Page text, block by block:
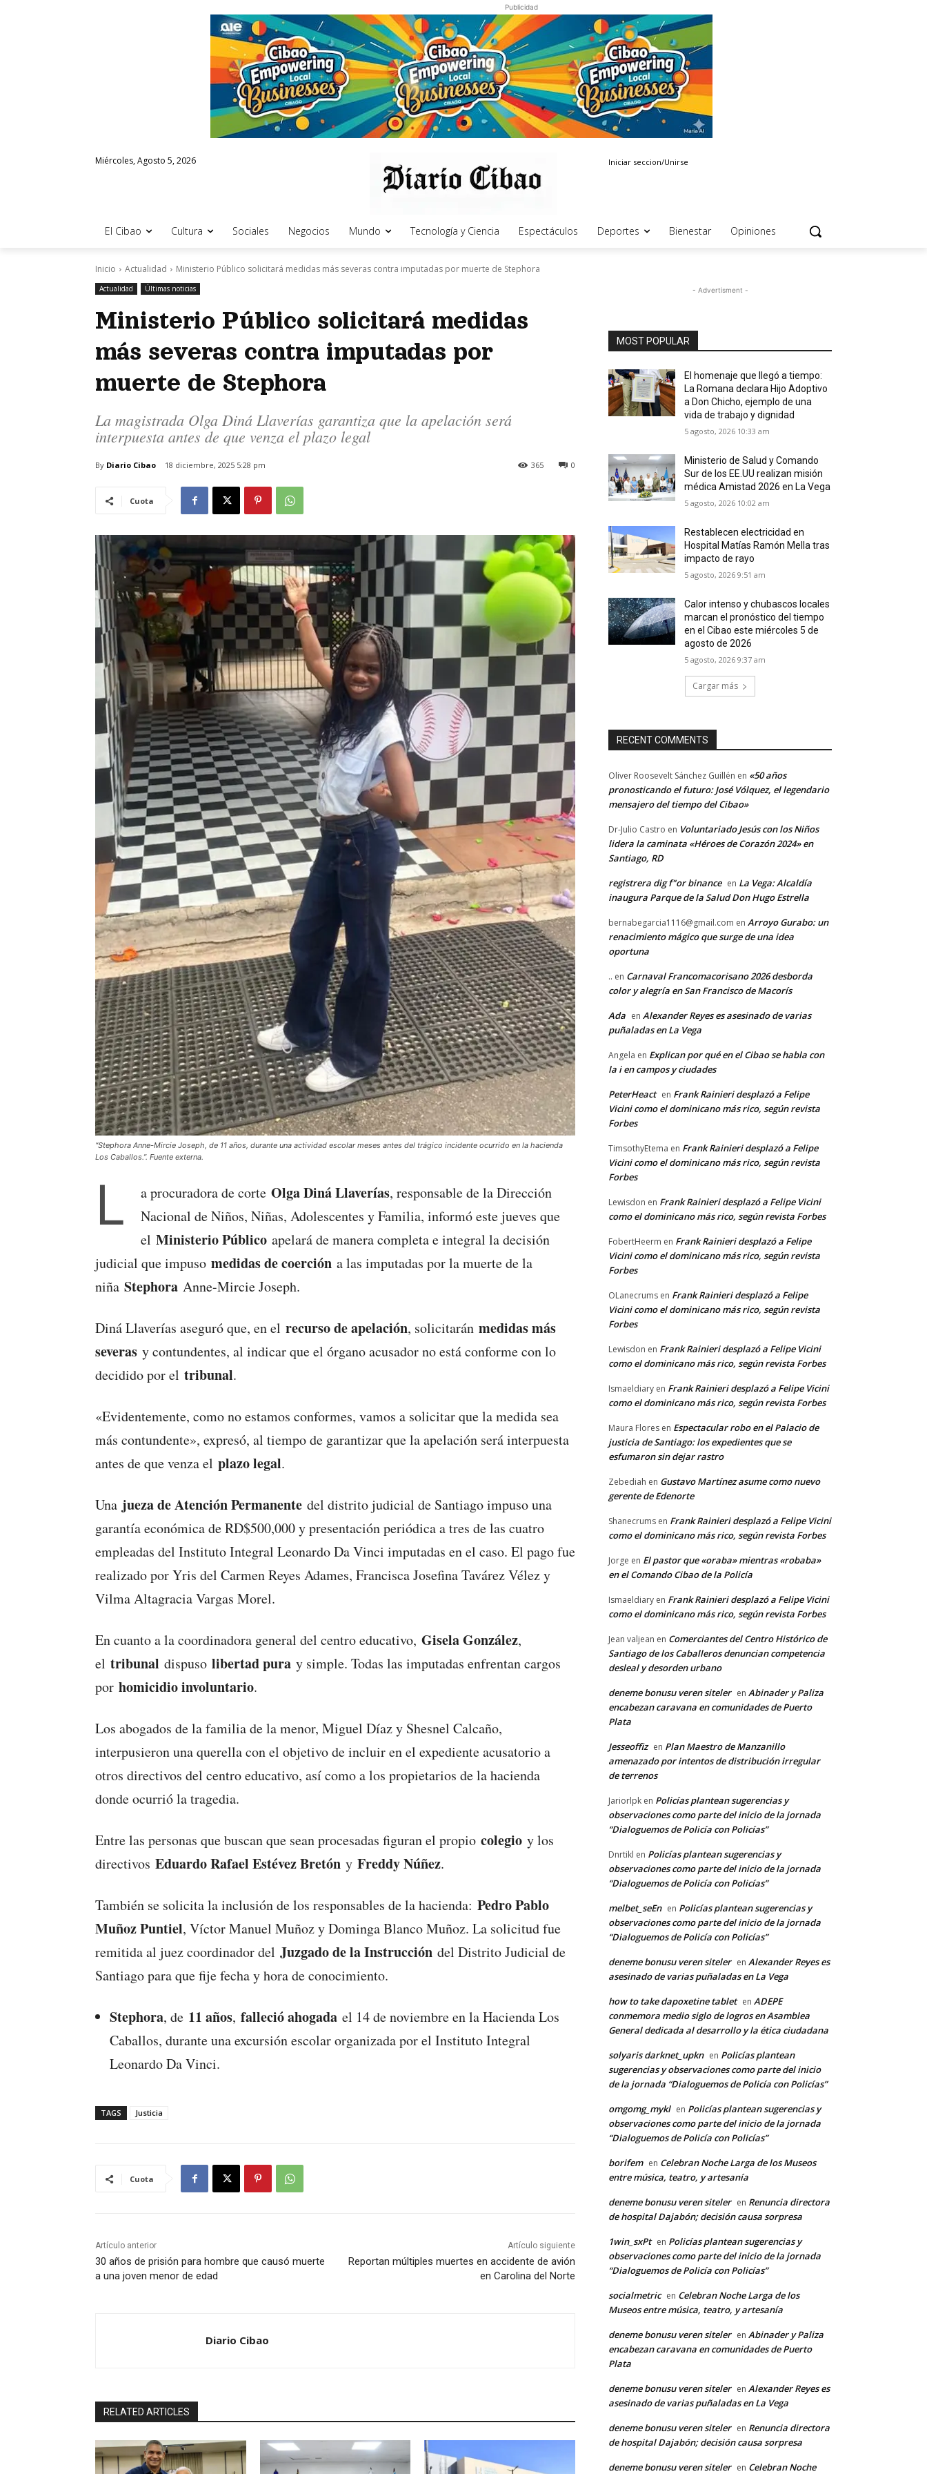
Publicidad
Miércoles, Agosto 5, 2026 Iniciar seccion/Unirse
El Cibao Cultura Sociales Negocios Mundo Tecnología y Ciencia Espectáculos Deportes Bienestar Opiniones
Inicio Actualidad Ministerio Público solicitará medidas más severas contra imputadas por muerte de Stephora
Actualidad Últimas noticias
Ministerio Público solicitará medidas
más severas contra imputadas por
muerte de Stephora
La magistrada Olga Diná Llaverías garantiza que la apelación será
interpuesta antes de que venza el plazo legal
By Diario Cibao 18 diciembre, 2025 5:28 pm 0
365
Cuota
“Stephora Anne-Mircie Joseph, de 11 años, durante una actividad escolar meses antes del trágico incidente ocurrido en la hacienda
Los Caballos.”. Fuente externa.
L a procuradora de corte Olga Diná Llaverías, responsable de la Dirección
Nacional de Niños, Niñas, Adolescentes y Familia, informó este jueves que
el Ministerio Público apelará de manera completa e integral la decisión
judicial que impuso medidas de coerción a las imputadas por la muerte de la
niña Stephora Anne-Mircie Joseph.
Diná Llaverías aseguró que, en el recurso de apelación, solicitarán medidas más
severas y contundentes, al indicar que el órgano acusador no está conforme con lo
decidido por el tribunal.
«Evidentemente, como no estamos conformes, vamos a solicitar que la medida sea
más contundente», expresó, al tiempo de garantizar que la apelación será interpuesta
antes de que venza el plazo legal.
Una jueza de Atención Permanente del distrito judicial de Santiago impuso una
garantía económica de RD$500,000 y presentación periódica a tres de las cuatro
empleadas del Instituto Integral Leonardo Da Vinci imputadas en el caso. El pago fue
realizado por Yris del Carmen Reyes Adames, Francisca Josefina Tavárez Vélez y
Vilma Altagracia Vargas Morel.
En cuanto a la coordinadora general del centro educativo, Gisela González,
el tribunal dispuso libertad pura y simple. Todas las imputadas enfrentan cargos
por homicidio involuntario.
Los abogados de la familia de la menor, Miguel Díaz y Shesnel Calcaño,
interpusieron una querella con el objetivo de incluir en el expediente acusatorio a
otros directivos del centro educativo, así como a los propietarios de la hacienda
donde ocurrió la tragedia.
Entre las personas que buscan que sean procesadas figuran el propio colegio y los
directivos Eduardo Rafael Estévez Bretón y Freddy Núñez.
También se solicita la inclusión de los responsables de la hacienda: Pedro Pablo
Muñoz Puntiel, Víctor Manuel Muñoz y Dominga Blanco Muñoz. La solicitud fue
remitida al juez coordinador del Juzgado de la Instrucción del Distrito Judicial de
Santiago para que fije fecha y hora de conocimiento.
Stephora, de 11 años, falleció ahogada el 14 de noviembre en la Hacienda Los
Caballos, durante una excursión escolar organizada por el Instituto Integral
Leonardo Da Vinci.
TAGS Justicia
Cuota
Artículo anterior
30 años de prisión para hombre que causó muerte
a una joven menor de edad
Artículo siguiente
Reportan múltiples muertes en accidente de avión
en Carolina del Norte
Diario Cibao
RELATED ARTICLES
- Advertisment -
MOST POPULAR
El homenaje que llegó a tiempo:
La Romana declara Hijo Adoptivo
a Don Chicho, ejemplo de una
vida de trabajo y dignidad
5 agosto, 2026 10:33 am
Ministerio de Salud y Comando
Sur de los EE.UU realizan misión
médica Amistad 2026 en La Vega
5 agosto, 2026 10:02 am
Restablecen electricidad en
Hospital Matías Ramón Mella tras
impacto de rayo
5 agosto, 2026 9:51 am
Calor intenso y chubascos locales
marcan el pronóstico del tiempo
en el Cibao este miércoles 5 de
agosto de 2026
5 agosto, 2026 9:37 am
Cargar más
RECENT COMMENTS
Oliver Roosevelt Sánchez Guillén en «50 años
pronosticando el futuro: José Vólquez, el legendario
mensajero del tiempo del Cibao»
Dr-Julio Castro en Voluntariado Jesús con los Niños
lidera la caminata «Héroes de Corazón 2024» en
Santiago, RD
registrera dig f"or binance en La Vega: Alcaldía
inaugura Parque de la Salud Don Hugo Estrella
bernabegarcia1116@gmail.com en Arroyo Gurabo: un
renacimiento mágico que surge de una idea
oportuna
.. en Carnaval Francomacorisano 2026 desborda
color y alegría en San Francisco de Macorís
Ada en Alexander Reyes es asesinado de varias
puñaladas en La Vega
Angela en Explican por qué en el Cibao se habla con
la i en campos y ciudades
PeterHeact en Frank Rainieri desplazó a Felipe
Vicini como el dominicano más rico, según revista
Forbes
TimsothyEtema en Frank Rainieri desplazó a Felipe
Vicini como el dominicano más rico, según revista
Forbes
Lewisdon en Frank Rainieri desplazó a Felipe Vicini
como el dominicano más rico, según revista Forbes
FobertHeerm en Frank Rainieri desplazó a Felipe
Vicini como el dominicano más rico, según revista
Forbes
OLanecrums en Frank Rainieri desplazó a Felipe
Vicini como el dominicano más rico, según revista
Forbes
Lewisdon en Frank Rainieri desplazó a Felipe Vicini
como el dominicano más rico, según revista Forbes
Ismaeldiary en Frank Rainieri desplazó a Felipe Vicini
como el dominicano más rico, según revista Forbes
Maura Flores en Espectacular robo en el Palacio de
justicia de Santiago: los expedientes que se
esfumaron sin dejar rastro
Zebediah en Gustavo Martínez asume como nuevo
gerente de Edenorte
Shanecrums en Frank Rainieri desplazó a Felipe Vicini
como el dominicano más rico, según revista Forbes
Jorge en El pastor que «oraba» mientras «robaba»
en el Comando Cibao de la Policía
Ismaeldiary en Frank Rainieri desplazó a Felipe Vicini
como el dominicano más rico, según revista Forbes
Jean valjean en Comerciantes del Centro Histórico de
Santiago de los Caballeros denuncian competencia
desleal y desorden urbano
deneme bonusu veren siteler en Abinader y Paliza
encabezan caravana en comunidades de Puerto
Plata
Jesseoffiz en Plan Maestro de Manzanillo
amenazado por intentos de distribución irregular
de terrenos
Jariorlpk en Policías plantean sugerencias y
observaciones como parte del inicio de la jornada
“Dialoguemos de Policía con Policías”
Dnrtikl en Policías plantean sugerencias y
observaciones como parte del inicio de la jornada
“Dialoguemos de Policía con Policías”
melbet_seEn en Policías plantean sugerencias y
observaciones como parte del inicio de la jornada
“Dialoguemos de Policía con Policías”
deneme bonusu veren siteler en Alexander Reyes es
asesinado de varias puñaladas en La Vega
how to take dapoxetine tablet en ADEPE
conmemora medio siglo de logros en Asamblea
General dedicada al desarrollo y la ética ciudadana
solyaris darknet_upkn en Policías plantean
sugerencias y observaciones como parte del inicio
de la jornada “Dialoguemos de Policía con Policías”
omgomg_mykl en Policías plantean sugerencias y
observaciones como parte del inicio de la jornada
“Dialoguemos de Policía con Policías”
borifem en Celebran Noche Larga de los Museos
entre música, teatro, y artesanía
deneme bonusu veren siteler en Renuncia directora
de hospital Dajabón; decisión causa sorpresa
1win_sxPt en Policías plantean sugerencias y
observaciones como parte del inicio de la jornada
“Dialoguemos de Policía con Policías”
socialmetric en Celebran Noche Larga de los
Museos entre música, teatro, y artesanía
deneme bonusu veren siteler en Abinader y Paliza
encabezan caravana en comunidades de Puerto
Plata
deneme bonusu veren siteler en Alexander Reyes es
asesinado de varias puñaladas en La Vega
deneme bonusu veren siteler en Renuncia directora
de hospital Dajabón; decisión causa sorpresa
deneme bonusu veren siteler en Celebran Noche